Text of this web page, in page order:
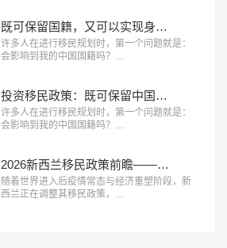
既可保留国籍，又可以实现身份获取的5种投资移民方式！
许多人在进行移民规划时，第一个问题就是：
会影响到我的中国国籍吗？…
投资移民政策：既可保留中国国籍，又可以实现移民的5种方式！
许多人在进行移民规划时，第一个问题就是：
会影响到我的中国国籍吗？…
2026新西兰移民政策前瞻——从路径重构到筛选逻辑全面解析
随着世界进入后疫情常态与经济重塑阶段，新
西兰正在调整其移民政策，…